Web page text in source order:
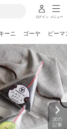
ログイン メニュー
ーニ ゴーヤ ピーマ
次の
記事